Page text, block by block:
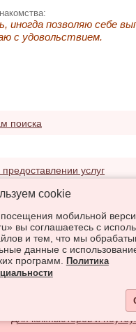
иногда позволяю себе
с удовольствием.
поиска
услуг
сookie
мобильной
вы соглашаетесь с
и тем, что мы
данные с
программ.
Политика
Для компьютеров и